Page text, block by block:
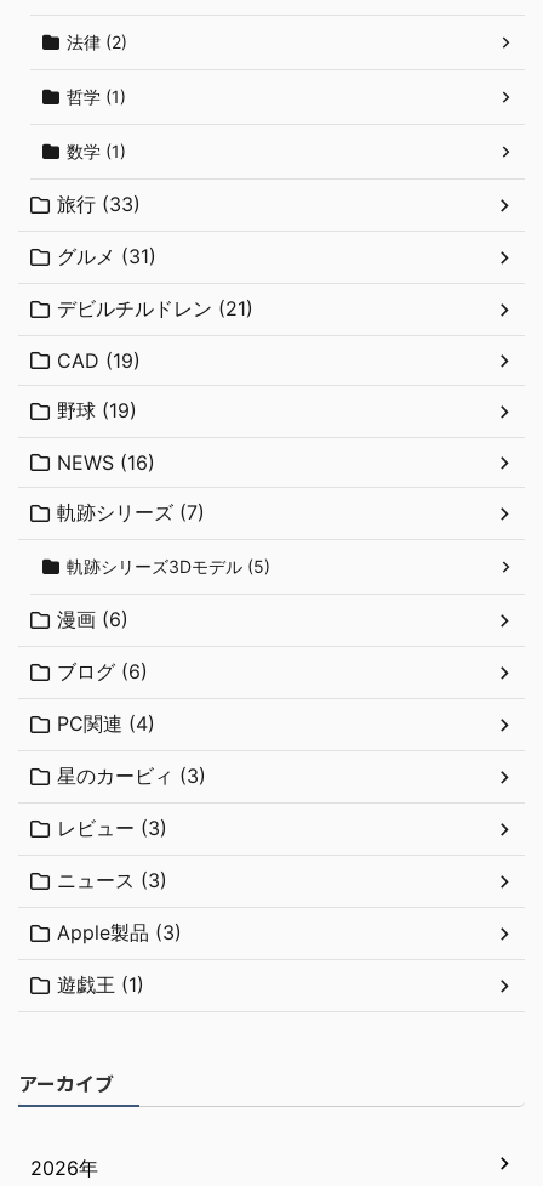
法律 (2)
哲学 (1)
数学 (1)
旅行 (33)
グルメ (31)
デビルチルドレン (21)
CAD (19)
野球 (19)
NEWS (16)
軌跡シリーズ (7)
軌跡シリーズ3Dモデル (5)
漫画 (6)
ブログ (6)
PC関連 (4)
星のカービィ (3)
レビュー (3)
ニュース (3)
Apple製品 (3)
遊戯王 (1)
アーカイブ
2026年